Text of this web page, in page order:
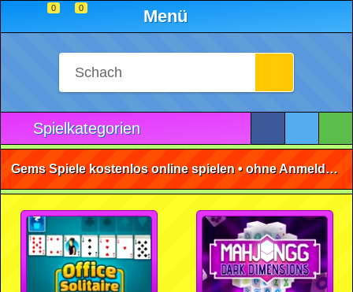
0 0 Menü
Spielkategorien
Gems Spiele kostenlos online spielen • ohne Anmeldung 🕹️